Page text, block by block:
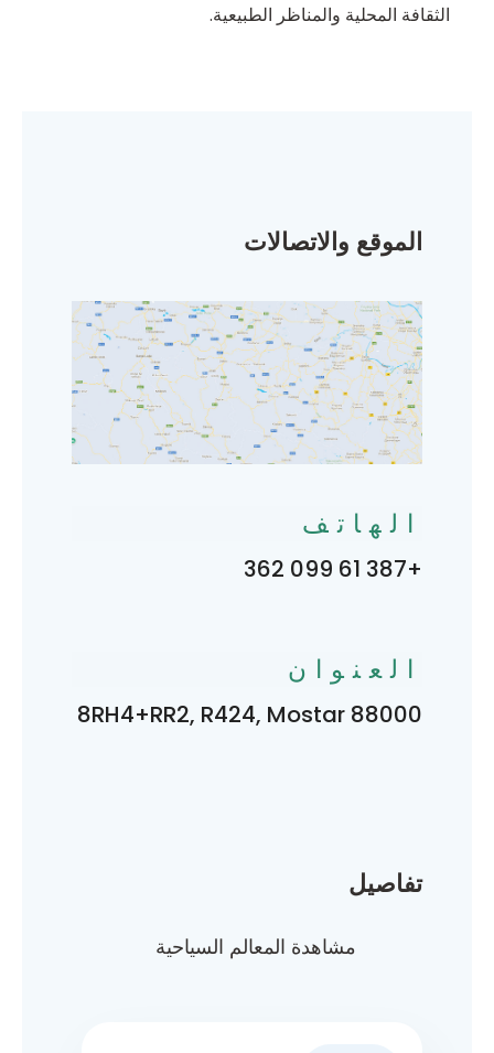
الثقافة المحلية والمناظر الطبيعية.
تفاصيل
مشاهدة المعالم السياحية
الموقع والاتصالات
الهاتف
+387 61 099 362
العنوان
8RH4+RR2, R424, Mostar 88000